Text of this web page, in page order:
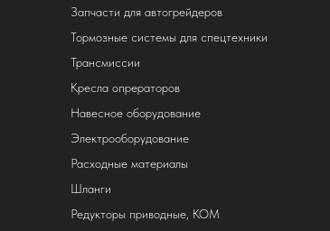
Запчасти для автогрейдеров
Тормозные системы для спецтехники
Трансмиссии
Кресла опрераторов
Навесное оборудование
Электрооборудование
Расходные материалы
Шланги
Редукторы приводные, КОМ